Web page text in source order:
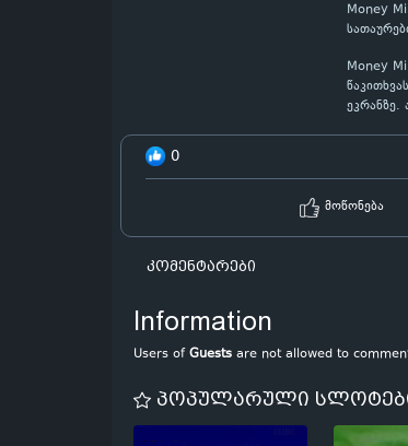
Money
Money
0
მოწონება
კომენტარები
Information
Users ofGuests are not allowed to
პოპულარული